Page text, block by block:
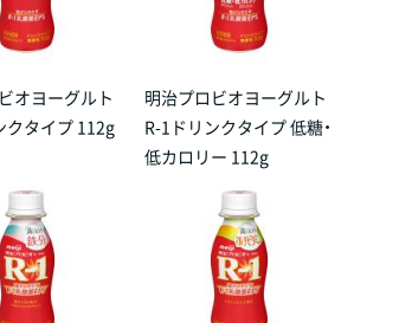
オヨーグルト
クタイプ 112g
明治プロビオヨーグルト
R-1ドリンクタイプ 低糖・
低カロリー 112g